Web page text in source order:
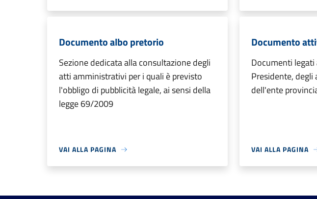
Documento albo pretorio
Sezione dedicata alla consultazione degli
atti amministrativi per i quali è previsto
l'obbligo di pubblicità legale, ai sensi della
legge 69/2009
VAI ALLA PAGINA
Documento
Documenti
Presidente, degli
dell'ente
VAI ALLA PAGINA